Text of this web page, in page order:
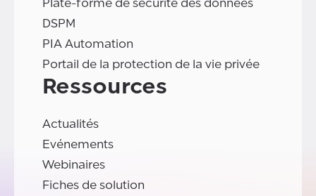
Plate-forme de sécurité des données
DSPM
PIA Automation
Portail de la protection de la vie privée
Ressources
Actualités
Evénements
Webinaires
Fiches de solution